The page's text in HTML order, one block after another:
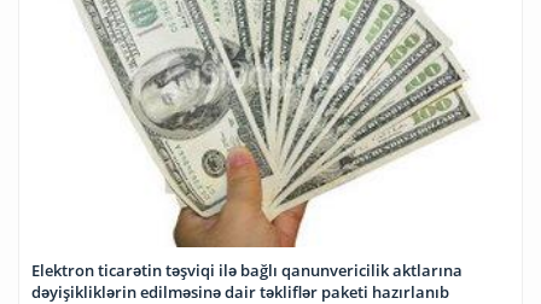
Elektron ticarətin təşviqi ilə bağlı qanunvericilik aktlarına
dəyişikliklərin edilməsinə dair təkliflər paketi hazırlanıb